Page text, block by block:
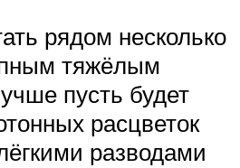
рядом несколько
тяжёлым
пусть будет
расцветок
разводами